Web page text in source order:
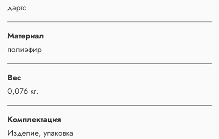
дартс
Материал
полиэфир
Вес
0,076 кг.
Комплектация
Изделие, упаковка